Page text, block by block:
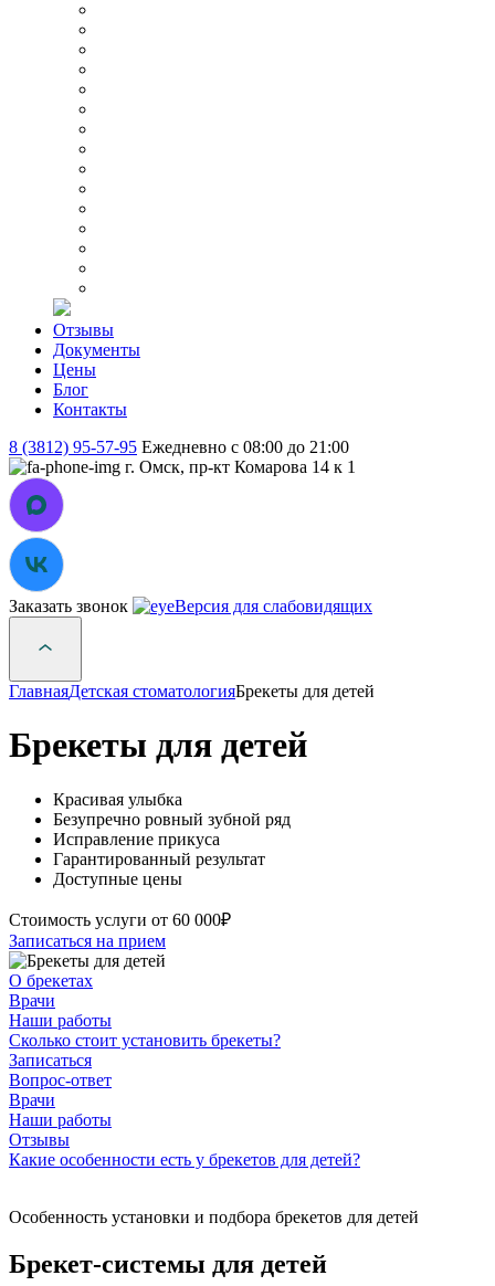
Отзывы
Документы
Цены
Блог
Контакты
8 (3812) 95-57-95 Ежедневно с 08:00 до 21:00
г. Омск, пр-кт Комарова 14 к 1
Заказать звонок Версия для слабовидящих
ГлавнаяДетская стоматологияБрекеты для детей
Брекеты для детей
Красивая улыбка
Безупречно ровный зубной ряд
Исправление прикуса
Гарантированный результат
Доступные цены
Стоимость услуги от 60 000₽
Записаться на прием
О брекетах
Врачи
Наши работы
Сколько стоит установить брекеты?
Записаться
Вопрос-ответ
Врачи
Наши работы
Отзывы
Какие особенности есть у брекетов для детей?
Особенность установки и подбора брекетов для детей
Брекет-системы для детей